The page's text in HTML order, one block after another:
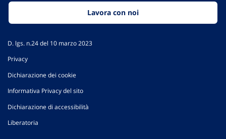
Lavora con noi
D. lgs. n.24 del 10 marzo 2023
Privacy
Dichiarazione dei cookie
Informativa Privacy del sito
Dichiarazione di accessibilità
Liberatoria